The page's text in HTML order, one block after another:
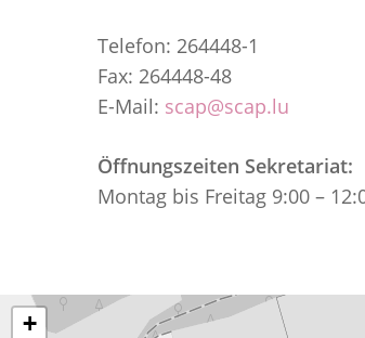
Drücken Sie Enter um zu
Telefon: 264448-1
Fax: 264448-48
E-Mail: scap@scap.lu
Öffnungszeiten Sekretariat:
Montag bis Freitag 9:00 –
+